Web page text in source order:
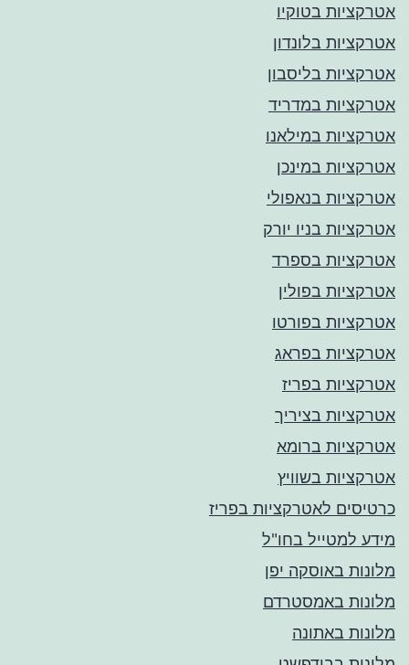
אטרקציות בטוקיו
אטרקציות בלונדון
אטרקציות בליסבון
אטרקציות במדריד
אטרקציות במילאנו
אטרקציות במינכן
אטרקציות בנאפולי
אטרקציות בניו יורק
אטרקציות בספרד
אטרקציות בפולין
אטרקציות בפורטו
אטרקציות בפראג
אטרקציות בפריז
אטרקציות בציריך
אטרקציות ברומא
אטרקציות בשוויץ
כרטיסים לאטרקציות בפריז
מידע למטייל בחו"ל
מלונות באוסקה יפן
מלונות באמסטרדם
מלונות באתונה